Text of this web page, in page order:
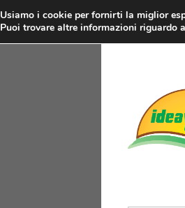
Usiamo i cookie per fornirti la miglior
Puoi trovare altre informazioni